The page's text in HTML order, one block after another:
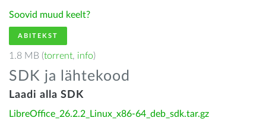
Soovid muud keelt?
ABITEKST
1.8 MB (torrent, info)
SDK ja lähtekood
Laadi alla SDK
LibreOffice_26.2.2_Linux_x86-64_deb_sdk.tar.gz